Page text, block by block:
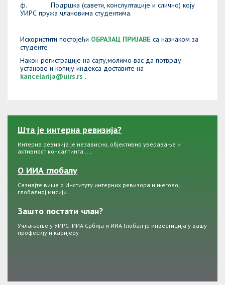
ф. Подршка (савети, конслултације и слично) коју
УИРС пружа члановима студентима.
Искористити постојећи ОБРАЗАЦ ПРИЈАВЕ са назнаком за
студенте
Након регистрације на сајту,молимо вас да потврду
установе и копију индекса доставите на
kancelarija@uirs.rs .
Шта је интерна ревизија?
Интерна ревизија је независно, објективно уверавање и
активност консалтинга ....
О ИИА глобалу
Сазнајте више о Институту интерних ревизора и његовој
глобалној мисији…
Зашто постати члан?
Учлањење у УИРС- ИИА Србија и ИИА Глобал је инвестиција у вашу
професију и каријеру